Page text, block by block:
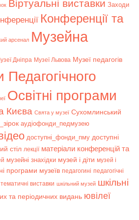
Віртуальні виставки Заходи
Конференції та
арсенал Музейна
Дніпра Музеї Львова Музеї педагогів
Освітні програми
Києва Свята у музеї Сухомлинський
аудіофонди_педмузею
доступні_фонди_пму доступні
стіл лекції матеріали конференцій та
музейні знахідки музей і діти музей і
програми музеїв педагогині педагогічні
тематичні виставки шкільний музей шкільні
та періодичних видань ювілеї